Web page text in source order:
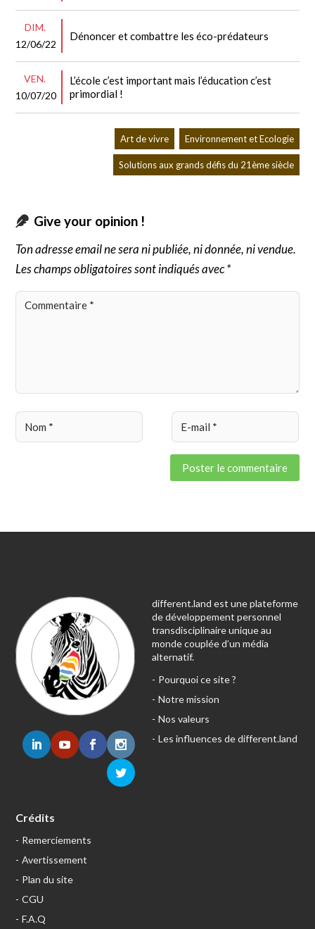
DIM.
12/06/22
Dénoncer et combattre les éco-prédateurs
VEN.
10/07/20
L’école c’est important mais l’éducation c’est
primordial !
Art de vivre Environnement et Ecologie
Solutions aux grands défis du 21ème siècle
Give your opinion !
Ton adresse email ne sera ni publiée, ni donnée, ni vendue.
Les champs obligatoires sont indiqués avec *
different.land est une plateforme
de développement personnel
transdisciplinaire unique au
monde couplée d’un média
alternatif.
Pourquoi ce site ?
Notre mission
Nos valeurs
Les influences de different.land
Crédits
Remerciements
Avertissement
Plan du site
CGU
F.A.Q